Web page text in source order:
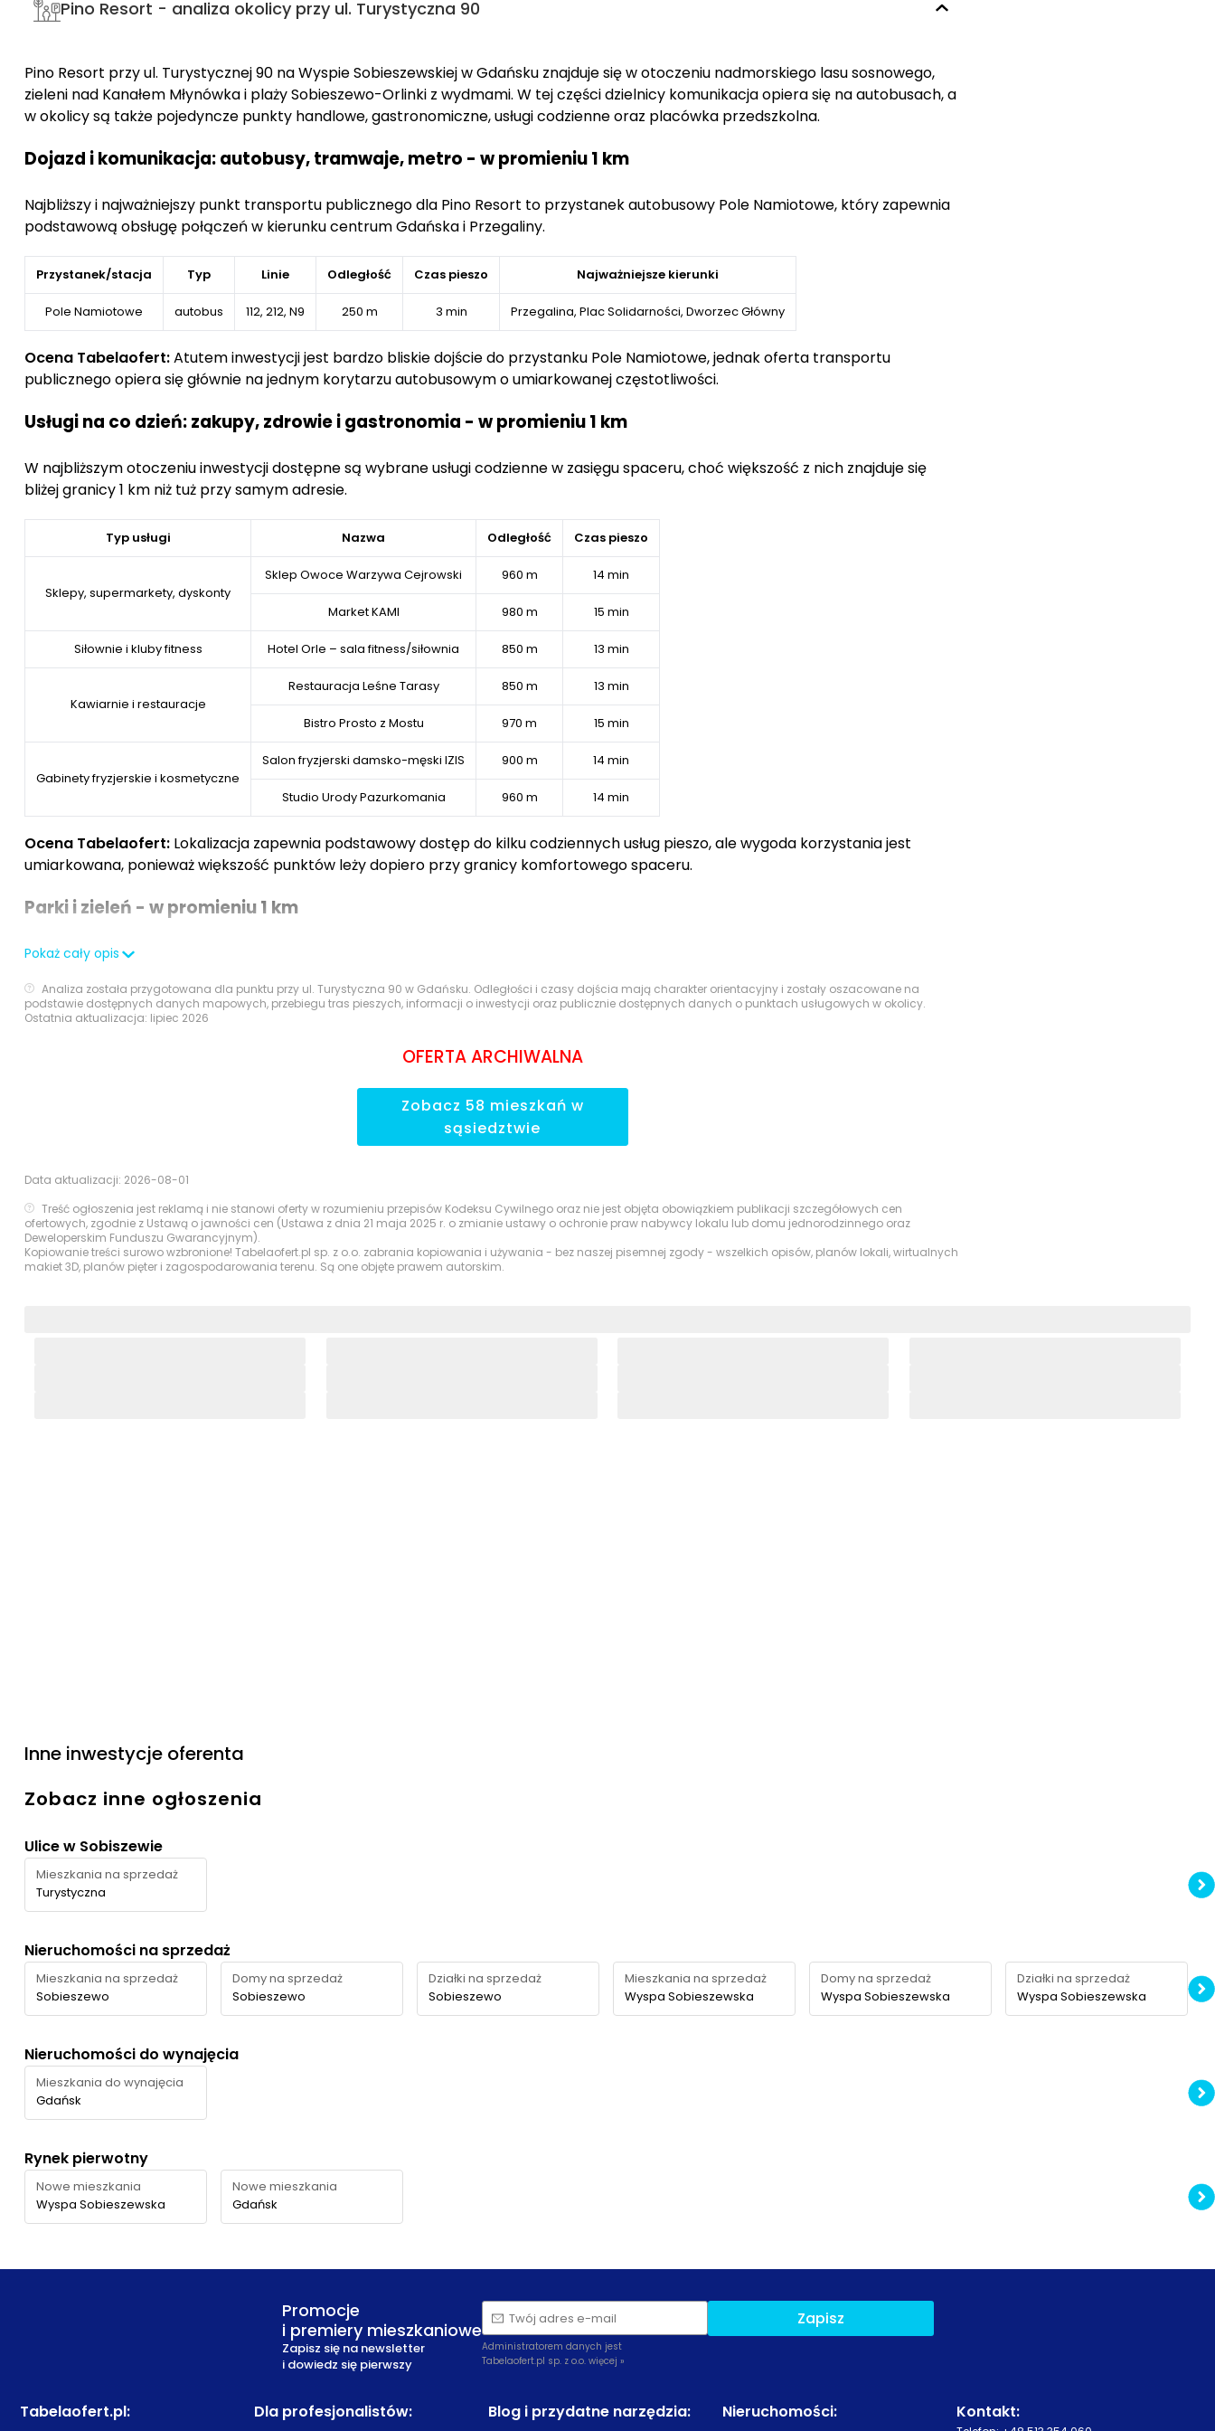
Pino Resort - analiza okolicy przy ul. Turystyczna 90
Pino Resort przy ul. Turystycznej 90 na Wyspie Sobieszewskiej w Gdańsku znajduje się w otoczeniu nadmorskiego lasu sosnowego,
zieleni nad Kanałem Młynówka i plaży Sobieszewo-Orlinki z wydmami. W tej części dzielnicy komunikacja opiera się na autobusach, a
w okolicy są także pojedyncze punkty handlowe, gastronomiczne, usługi codzienne oraz placówka przedszkolna.
Dojazd i komunikacja: autobusy, tramwaje, metro - w promieniu 1 km
Najbliższy i najważniejszy punkt transportu publicznego dla Pino Resort to przystanek autobusowy Pole Namiotowe, który zapewnia
podstawową obsługę połączeń w kierunku centrum Gdańska i Przegaliny.
Przystanek/stacja Typ Linie Odległość Czas pieszo Najważniejsze kierunki
Pole Namiotowe autobus 112, 212, N9 250 m 3 min Przegalina, Plac Solidarności, Dworzec Główny
Ocena Tabelaofert:Atutem inwestycji jest bardzo bliskie dojście do przystanku Pole Namiotowe, jednak oferta transportu
publicznego opiera się głównie na jednym korytarzu autobusowym o umiarkowanej częstotliwości.
Usługi na co dzień: zakupy, zdrowie i gastronomia - w promieniu 1 km
W najbliższym otoczeniu inwestycji dostępne są wybrane usługi codzienne w zasięgu spaceru, choć większość z nich znajduje się
bliżej granicy 1 km niż tuż przy samym adresie.
Typ usługi Nazwa Odległość Czas pieszo
Sklepy, supermarkety, dyskonty
Sklep Owoce Warzywa Cejrowski 960 m 14 min
Market KAMI 980 m 15 min
Siłownie i kluby fitness Hotel Orle – sala fitness/siłownia 850 m 13 min
Kawiarnie i restauracje
Restauracja Leśne Tarasy 850 m 13 min
Bistro Prosto z Mostu 970 m 15 min
Gabinety fryzjerskie i kosmetyczne
Salon fryzjerski damsko-męski IZIS 900 m 14 min
Studio Urody Pazurkomania 960 m 14 min
Ocena Tabelaofert: Lokalizacja zapewnia podstawowy dostęp do kilku codziennych usług pieszo, ale wygoda korzystania jest
umiarkowana, ponieważ większość punktów leży dopiero przy granicy komfortowego spaceru.
Parki i zieleń - w promieniu 1 km
Otoczenie inwestycji sprzyja codziennemu kontaktowi z naturą, a największym atutem są zielone tereny dostępne tuż przy osiedlu
Typ usługi
Zieleń i strefa rekreacyjna Pino Resort —
Nadmorski las sosnowy 80 m
Łąki i zieleń nad Kanałem Młynówka
Park / teren rekreacyjny
Ocena Tabelaofert:To lokalizacja z bardzo mocnym dostępem do naturalnej zieleni na co dzień, choć bardziej w klimacie lasu i
terenów krajobrazowych niż klasycznych parków miejskich.
Pokaż cały opis
Analiza została przygotowana dla punktu przy ul. Turystyczna 90 w Gdańsku. Odległości i czasy dojścia mają charakter orientacyjny i zostały oszacowane na
podstawie dostępnych danych mapowych, przebiegu tras pieszych, informacji o inwestycji oraz publicznie dostępnych danych o punktach usługowych w okolicy.
Ostatnia aktualizacja: lipiec 2026
OFERTA ARCHIWALNA
Zobacz 58 mieszkań w
sąsiedztwie
Data aktualizacji: 2026-08-01
Treść ogłoszenia jest reklamą i nie stanowi oferty w rozumieniu przepisów Kodeksu Cywilnego oraz nie jest objęta obowiązkiem publikacji szczegółowych cen
ofertowych, zgodnie z Ustawą o jawności cen (Ustawa z dnia 21 maja 2025 r. o zmianie ustawy o ochronie praw nabywcy lokalu lub domu jednorodzinnego oraz
Deweloperskim Funduszu Gwarancyjnym).
Kopiowanie treści surowo wzbronione! Tabelaofert.pl sp. z o.o. zabrania kopiowania i używania - bez naszej pisemnej zgody - wszelkich opisów, planów lokali, wirtualnych
makiet 3D, planów pięter i zagospodarowania terenu. Są one objęte prawem autorskim.
Inne inwestycje oferenta
Zobacz inne ogłoszenia
Ulice w Sobiszewie
Mieszkania na sprzedaż
Turystyczna
Nieruchomości na sprzedaż
Mieszkania na sprzedaż
Sobieszewo
Domy na sprzedaż
Sobieszewo
Działki na sprzedaż
Sobieszewo
Mieszkania na sprzedaż
Wyspa Sobieszewska
Domy na sprzedaż
Wyspa Sobieszewska
Działki na sprzedaż
Wyspa Sobieszewska
Nieruchomości do wynajęcia
Mieszkania do wynajęcia
Gdańsk
Rynek pierwotny
Nowe mieszkania
Wyspa Sobieszewska
Nowe mieszkania
Gdańsk
Promocje
i premiery mieszkaniowe
Zapisz się na newsletter
i dowiedz się pierwszy
Twój adres e-mail
Administratorem danych jest
Tabelaofert.pl sp. z o.o. więcej »
Zapisz
Tabelaofert.pl: Dla profesjonalistów: Blog i przydatne narzędzia: Nieruchomości: Kontakt: